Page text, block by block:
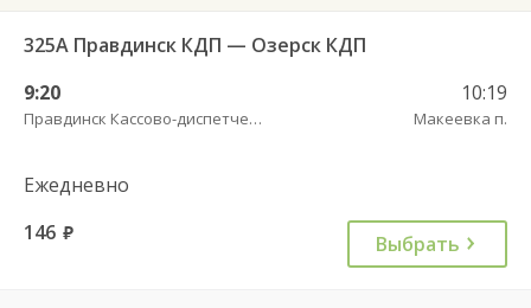
325А Правдинск КДП — Озерск КДП
9:20
Правдинск Кассово-диспетчерский пункт
10:19
Макеевка п.
Ежедневно
146 руб. Выбрать